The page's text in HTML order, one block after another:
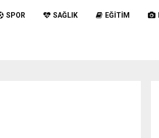
SPOR SAĞLIK EĞITIM